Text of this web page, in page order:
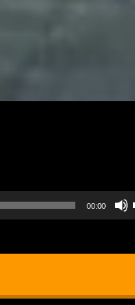
00:00
i